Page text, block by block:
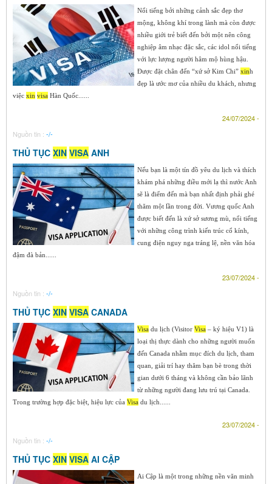
Nổi tiếng bởi những cảnh sắc đẹp thơ
mộng, không khí trong lành mà còn được
nhiều giới trẻ biết đến bởi một nên công
nghiệp âm nhạc đặc sắc, các idol nổi tiếng
với lực lượng người hâm mộ hùng hậu.
Được đặt chân đến “xứ sở Kim Chi” xinh
đẹp là ước mơ của nhiều du khách, nhưng
việc xin visa Hàn Quốc......
24/07/2024 -
Nguồn tin : -/-
THỦ TỤC XIN VISA ANH
Nếu bạn là một tín đồ yêu du lịch và thích
khám phá những điều mới lạ thì nước Anh
sẽ là điểm đến mà bạn nhất định phải ghé
thăm một lần trong đời. Vương quốc Anh
được biết đến là xứ sở sương mù, nổi tiếng
với những công trình kiến trúc cổ kính,
cung điện nguy nga tráng lệ, nền văn hóa
đậm đà bản......
23/07/2024 -
Nguồn tin : -/-
THỦ TỤC XIN VISA CANADA
Visa du lịch (Visitor Visa – ký hiệu V1) là
loại thị thực dành cho những người muốn
đến Canada nhằm mục đích du lịch, tham
quan, giải trí hay thăm bạn bè trong thời
gian dưới 6 tháng và không cần bảo lãnh
từ những người đang lưu trú tại Canada.
Trong trường hợp đặc biệt, hiệu lực của Visa du lịch......
23/07/2024 -
Nguồn tin : -/-
THỦ TỤC XIN VISA AI CẬP
Ai Cập là một trong những nền văn minh